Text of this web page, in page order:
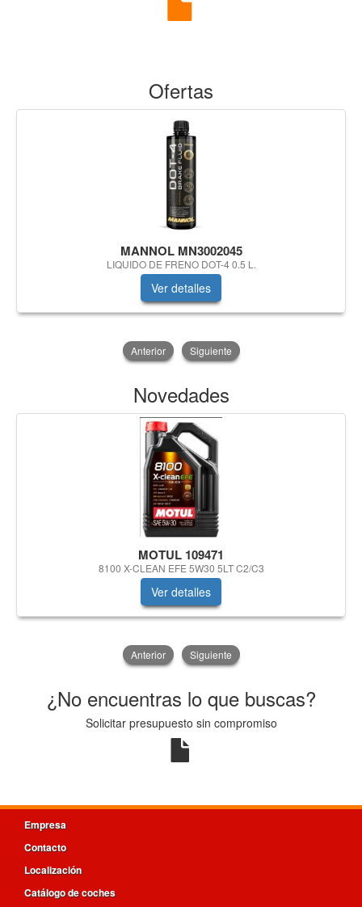
Ofertas
MANNOL MN3002045
LIQUIDO DE FRENO DOT-4 0.5 L.
Ver detalles
Anterior Siguiente
Novedades
MOTUL 109471
8100 X-CLEAN EFE 5W30 5LT C2/C3
Ver detalles
Anterior Siguiente
¿No encuentras lo que buscas?
Solicitar presupuesto sin compromiso
Empresa
Contacto
Localización
Catálogo de coches